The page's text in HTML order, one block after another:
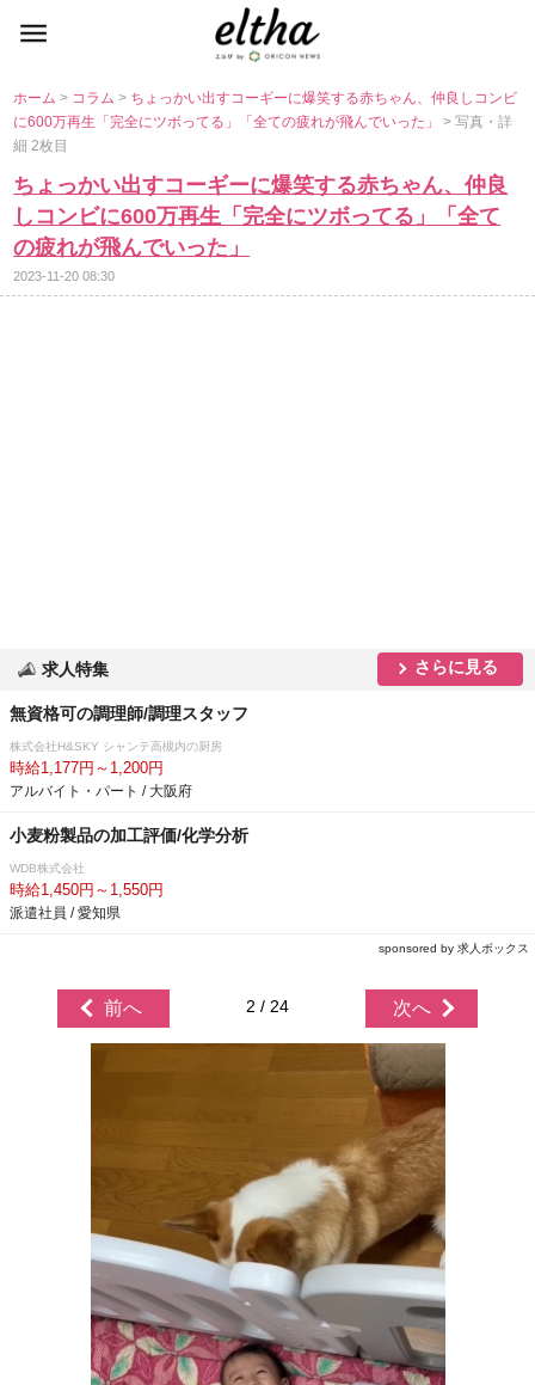
ホーム> コラム> ちょっかい出すコーギーに爆笑する赤ちゃん、仲良しコンビ
に600万再生「完全にツボってる」「全ての疲れが飛んでいった」> 写真・詳
細 2枚目
ちょっかい出すコーギーに爆笑する赤ちゃん、仲良
しコンビに600万再生「完全にツボってる」「全て
の疲れが飛んでいった」
2023-11-20 08:30
求人特集 さらに見る
無資格可の調理師/調理スタッフ
株式会社H&SKY シャンテ高槻内の厨房
時給1,177円～1,200円
アルバイト・パート / 大阪府
小麦粉製品の加工評価/化学分析
WDB株式会社
時給1,450円～1,550円
派遣社員 / 愛知県
sponsored by 求人ボックス
前へ 2 / 24 次へ